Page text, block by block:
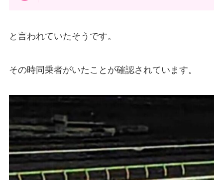
と言われていたそうです。
その時同乗者がいたことが確認されています。